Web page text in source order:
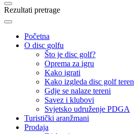
Rezultati pretrage
Početna
O disc golfu
Što je disc golf?
Oprema za igru
Kako igrati
Kako izgleda disc golf teren
Gdje se nalaze tereni
Savez i klubovi
Svjetsko udruženje PDGA
Turistički aranžmani
Prodaja